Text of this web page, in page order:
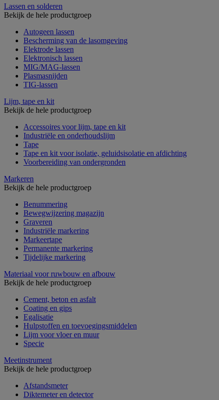
Lassen en solderen
Bekijk de hele productgroep
Autogeen lassen
Bescherming van de lasomgeving
Elektrode lassen
Elektronisch lassen
MIG/MAG-lassen
Plasmasnijden
TIG-lassen
Lijm, tape en kit
Bekijk de hele productgroep
Accessoires voor lijm, tape en kit
Industriële en onderhoudslijm
Tape
Tape en kit voor isolatie, geluidsisolatie en afdichting
Voorbereiding van ondergronden
Markeren
Bekijk de hele productgroep
Benummering
Bewegwijzering magazijn
Graveren
Industriële markering
Markeertape
Permanente markering
Tijdelijke markering
Materiaal voor ruwbouw en afbouw
Bekijk de hele productgroep
Cement, beton en asfalt
Coating en gips
Egalisatie
Hulpstoffen en toevoegingsmiddelen
Lijm voor vloer en muur
Specie
Meetinstrument
Bekijk de hele productgroep
Afstandsmeter
Diktemeter en detector